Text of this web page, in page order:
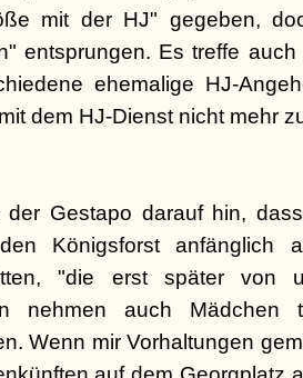
mit der HJ" gegeben,
entsprungen. Es treffe
ehemalige HJ-
dem HJ-Dienst nicht mehr
Gestapo darauf hin,
Königsforst anfänglich
"die erst später von
nehmen auch
Wenn mir Vorhaltungen